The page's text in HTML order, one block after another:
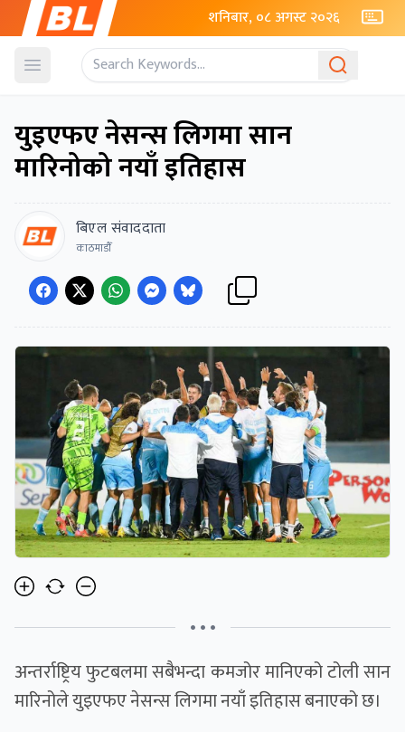
शनिबार, ०८ अगस्ट २०२६
Open menu
युइएफए नेसन्स लिगमा सान
मारिनोको नयाँ इतिहास
बिएल संवाददाता
काठमाडाैँ
• • •
अन्तर्राष्ट्रिय फुटबलमा सबैभन्दा कमजोर मानिएको टोली सान
मारिनोले युइएफए नेसन्स लिगमा नयाँ इतिहास बनाएको छ।